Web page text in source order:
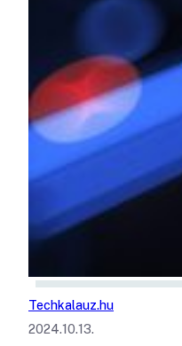
Techkalauz.hu
2024.10.13.